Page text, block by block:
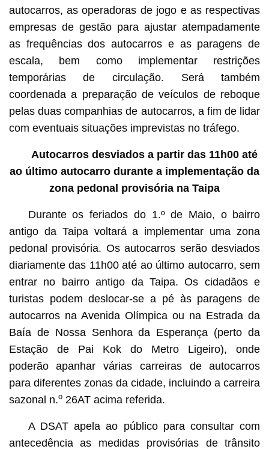
autocarros, as operadoras de jogo e as respectivas
empresas de gestão para ajustar atempadamente
as frequências dos autocarros e as paragens de
escala, bem como implementar restrições
temporárias de circulação. Será também
coordenada a preparação de veículos de reboque
pelas duas companhias de autocarros, a fim de lidar
com eventuais situações imprevistas no tráfego.
Autocarros desviados a partir das 11h00 até
ao último autocarro durante a implementação da
zona pedonal provisória na Taipa
Durante os feriados do 1.º de Maio, o bairro
antigo da Taipa voltará a implementar uma zona
pedonal provisória. Os autocarros serão desviados
diariamente das 11h00 até ao último autocarro, sem
entrar no bairro antigo da Taipa. Os cidadãos e
turistas podem deslocar-se a pé às paragens de
autocarros na Avenida Olímpica ou na Estrada da
Baía de Nossa Senhora da Esperança (perto da
Estação de Pai Kok do Metro Ligeiro), onde
poderão apanhar várias carreiras de autocarros
para diferentes zonas da cidade, incluindo a carreira
sazonal n.o26AT acima referida.
A DSAT apela ao público para consultar com
antecedência as medidas provisórias de trânsito